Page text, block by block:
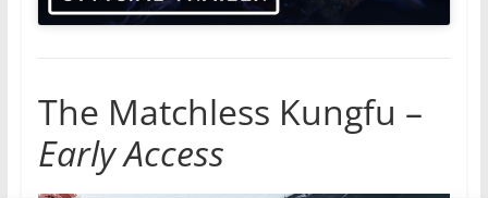
The Matchless Kungfu –
Early Access